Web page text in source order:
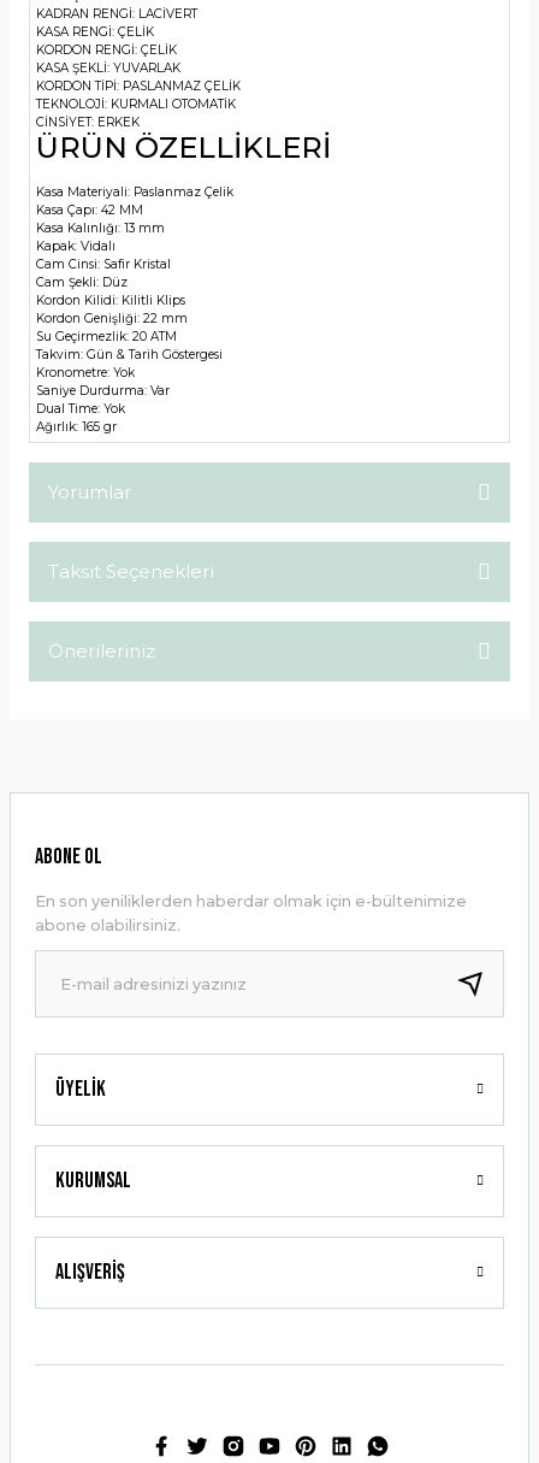
KADRAN RENGİ: LACİVERT
KASA RENGİ: ÇELİK
KORDON RENGİ: ÇELİK
KASA ŞEKLİ: YUVARLAK
KORDON TİPİ: PASLANMAZ ÇELİK
TEKNOLOJİ: KURMALI OTOMATİK
CİNSİYET: ERKEK
ÜRÜN ÖZELLİKLERİ
Kasa Materiyali: Paslanmaz Çelik
Kasa Çapı: 42 MM
Kasa Kalınlığı: 13 mm
Kapak: Vidalı
Cam Cinsi: Safir Kristal
Cam Şekli: Düz
Kordon Kilidi: Kilitli Klips
Kordon Genişliği: 22 mm
Su Geçirmezlik: 20 ATM
Takvim: Gün & Tarih Göstergesi
Kronometre: Yok
Saniye Durdurma: Var
Dual Time: Yok
Ağırlık: 165 gr
Yorumlar
Taksit Seçenekleri
Önerileriniz
Ürün resmi kalitesiz, bozuk veya görüntülenemiyor.
Ürün bilgilerinde hatalar bulunuyor.
Ürün fiyatı diğer sitelerden daha pahalı.
Bu ürüne benzer farklı alternatifler olmalı.
Gönder
Üyelik
Kurumsal
Alışveriş
ABONE OL
En son yeniliklerden haberdar olmak için e-bültenimize
abone olabilirsiniz.